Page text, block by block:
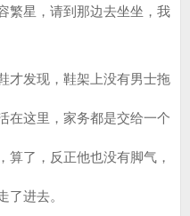
繁星，请到那边去坐坐，我
发现，鞋架上没有男士拖
在这里，家务都是交给一个
算了，反正他也没有脚气，
了进去。